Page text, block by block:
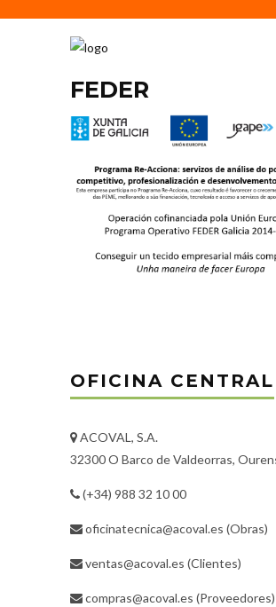
FEDER
OFICINA CENTRAL
ACOVAL, S.A.
32300 O Barco de Valdeorras,
(+34) 988 32 10 00
oficinatecnica@acoval.es (Obras)
ventas@acoval.es (Clientes)
compras@acoval.es (Proveedores)